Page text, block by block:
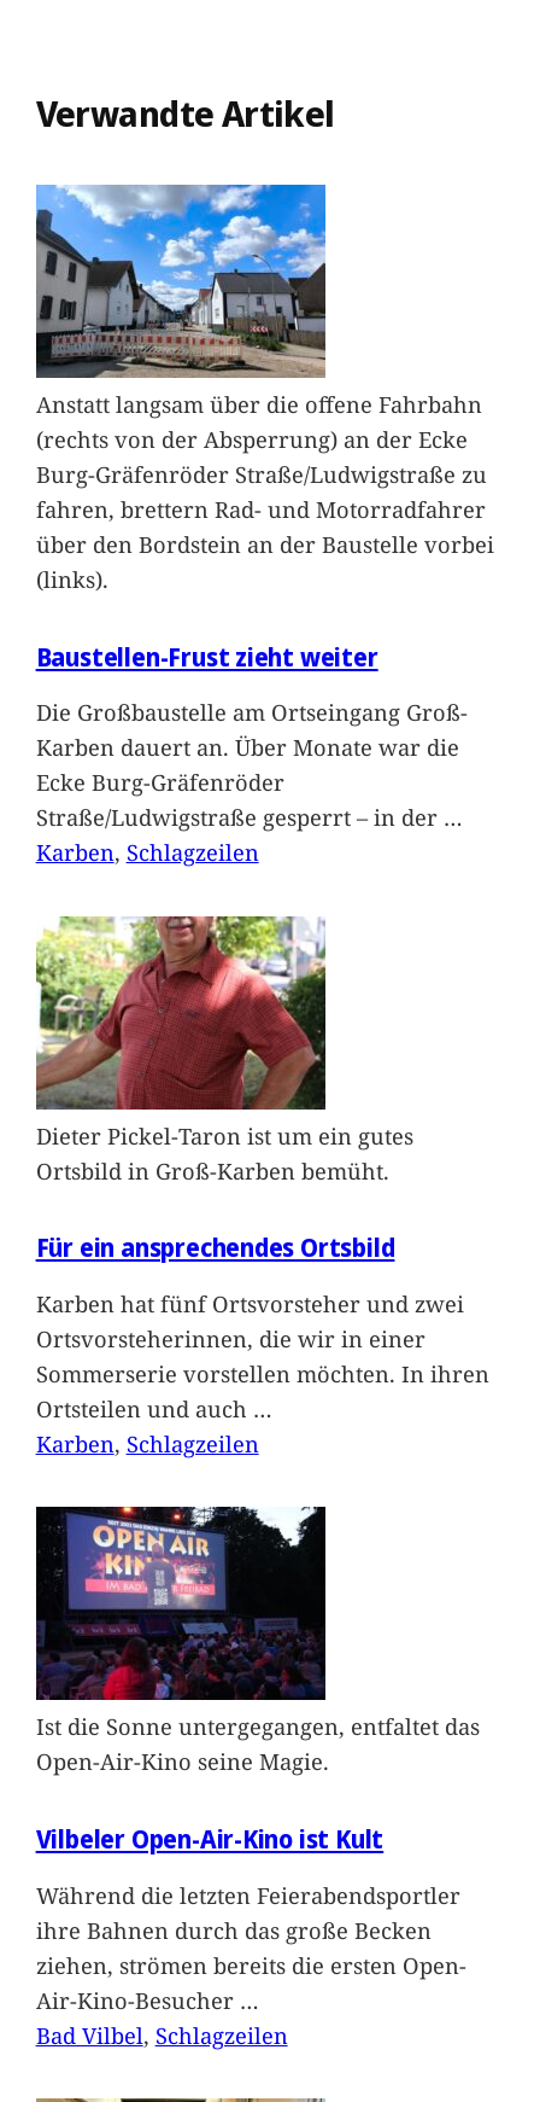
Verwandte Artikel
Anstatt langsam über die offene Fahrbahn
(rechts von der Absperrung) an der Ecke
Burg-Gräfenröder Straße/Ludwigstraße zu
fahren, brettern Rad- und Motorradfahrer
über den Bordstein an der Baustelle vorbei
(links).
Baustellen-Frust zieht weiter
Die Großbaustelle am Ortseingang Groß-
Karben dauert an. Über Monate war die
Ecke Burg-Gräfenröder
Straße/Ludwigstraße gesperrt – in der …
Karben, Schlagzeilen
Dieter Pickel-Taron ist um ein gutes
Ortsbild in Groß-Karben bemüht.
Für ein ansprechendes Ortsbild
Karben hat fünf Ortsvorsteher und zwei
Ortsvorsteherinnen, die wir in einer
Sommerserie vorstellen möchten. In ihren
Ortsteilen und auch …
Karben, Schlagzeilen
Ist die Sonne untergegangen, entfaltet das
Open-Air-Kino seine Magie.
Vilbeler Open-Air-Kino ist Kult
Während die letzten Feierabendsportler
ihre Bahnen durch das große Becken
ziehen, strömen bereits die ersten Open-
Air-Kino-Besucher …
Bad Vilbel, Schlagzeilen